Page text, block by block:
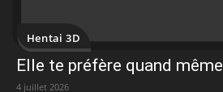
Hentai 3D
Elle te préfère quand même
4 juillet 2026